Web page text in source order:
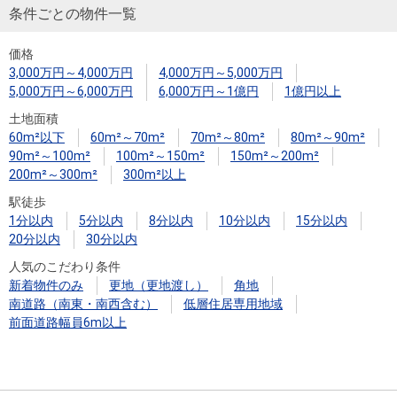
税金の本
（電子ブ
ック）
（電子ブ
条件ごとの物件一覧
価格
3,000万円～4,000万円
4,000万円～5,000万円
5,000万円～6,000万円
6,000万円～1億円
1億円以上
土地面積
60m²以下
60m²～70m² 70m²～80m²
80m²～90m²
90m²～100m²
100m²～150m²
150m²～200m²
200m²～300m²
300m²以上
駅徒歩
1分以内
5分以内 8分以内 10分以内
15分以内
20分以内
30分以内
人気のこだわり条件
新着物件のみ
更地（更地渡し）
角地
南道路（南東・南西含む）
低層住居専用地域
前面道路幅員6m以上